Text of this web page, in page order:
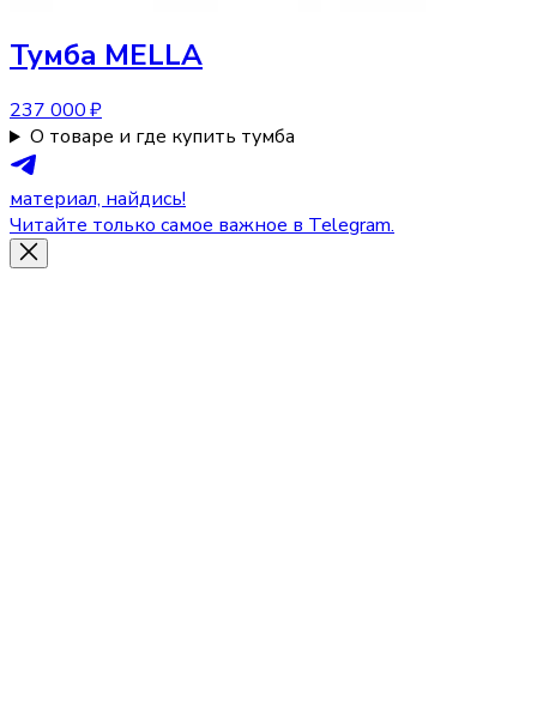
Тумба MELLA
237 000 ₽
О товаре и где купить тумба
материал, найдись!
Читайте только самое важное в Telegram.